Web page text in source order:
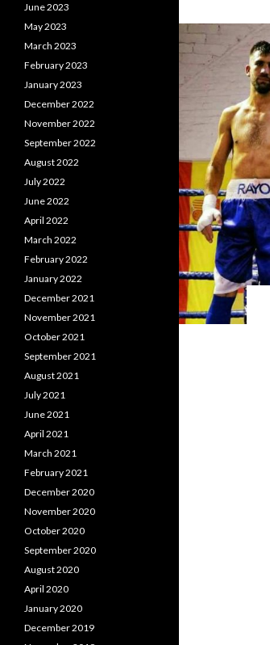
June 2023
May 2023
March 2023
February 2023
January 2023
December 2022
November 2022
September 2022
August 2022
July 2022
June 2022
April 2022
March 2022
February 2022
January 2022
December 2021
November 2021
October 2021
September 2021
August 2021
July 2021
June 2021
April 2021
March 2021
February 2021
December 2020
November 2020
October 2020
September 2020
August 2020
April 2020
January 2020
December 2019